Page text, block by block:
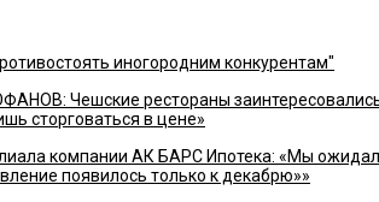
иногородним конкурентам"
Чешские рестораны
сторговаться в цене»
компании АК БАРС Ипотека: «Мы
появилось только к декабрю»»